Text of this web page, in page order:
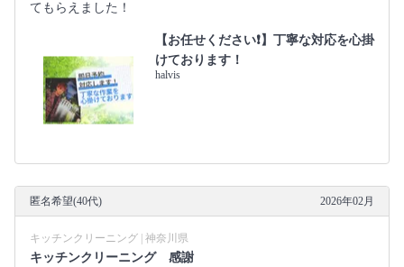
てもらえました！
【お任せください❗️】丁寧な対応を心掛
けております！
halvis
匿名希望(40代) 2026年02月
キッチンクリーニング | 神奈川県
キッチンクリーニング 感謝